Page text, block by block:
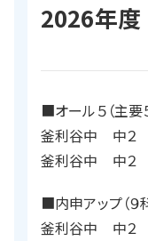
2026年度
■オール５（主要
釜利谷中 中２
釜利谷中 中２
■内申アップ（９
釜利谷中 中２